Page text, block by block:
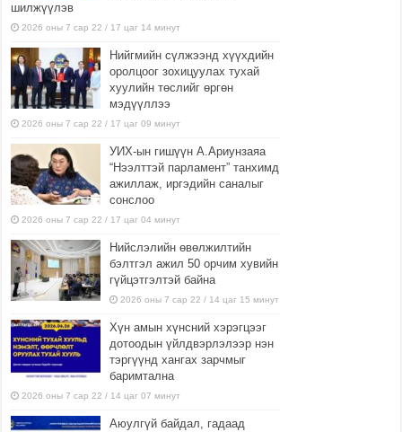
шилжүүлэв
2026 оны 7 сар 22 / 17 цаг 14 минут
Нийгмийн сүлжээнд хүүхдийн
оролцоог зохицуулах тухай
хуулийн төслийг өргөн
мэдүүллээ
2026 оны 7 сар 22 / 17 цаг 09 минут
УИХ-ын гишүүн А.Ариунзаяа
“Нээлттэй парламент” танхимд
ажиллаж, иргэдийн саналыг
сонслоо
2026 оны 7 сар 22 / 17 цаг 04 минут
Нийслэлийн өвөлжилтийн
бэлтгэл ажил 50 орчим хувийн
гүйцэтгэлтэй байна
2026 оны 7 сар 22 / 14 цаг 15 минут
Хүн амын хүнсний хэрэгцээг
дотоодын үйлдвэрлэлээр нэн
тэргүүнд хангах зарчмыг
баримтална
2026 оны 7 сар 22 / 14 цаг 07 минут
Аюулгүй байдал, гадаад